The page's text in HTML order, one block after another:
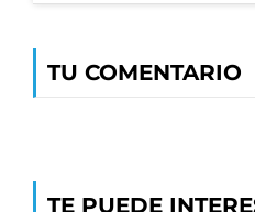
TU COMENTARIO
TE PUEDE